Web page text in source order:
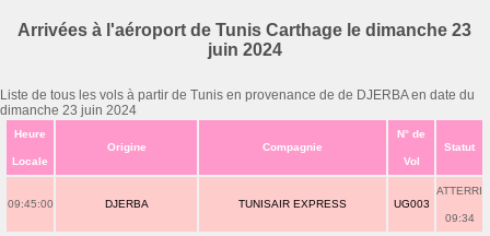
Arrivées à l'aéroport de Tunis Carthage le dimanche 23
juin 2024
Liste de tous les vols à partir de Tunis en provenance de de DJERBA en date du
dimanche 23 juin 2024
Heure
Locale
Origine Compagnie
N° de
Vol
Statut
09:45:00 DJERBA TUNISAIR EXPRESS UG003
ATTERRI
09:34